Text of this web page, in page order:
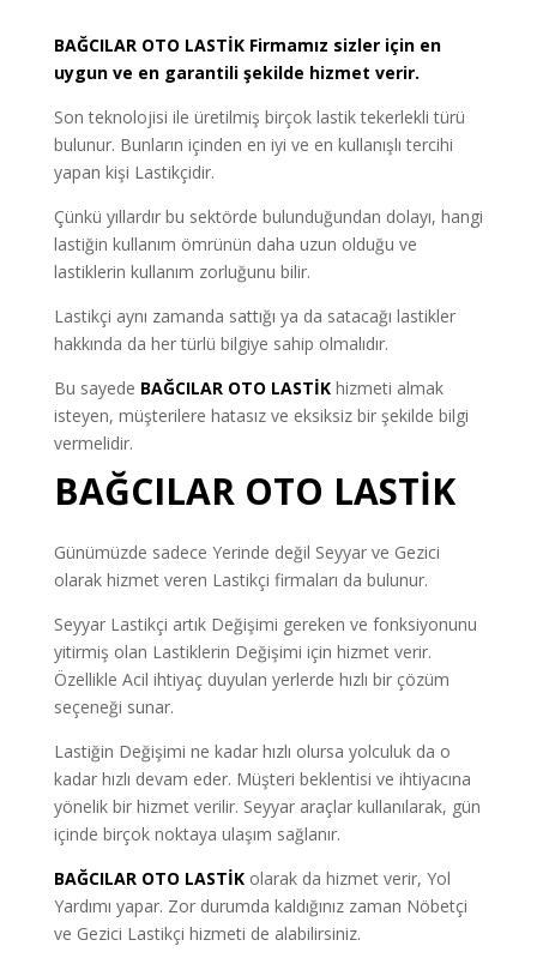
BAĞCILAR OTO LASTİKFirmamız sizler için en
uygun ve en garantili şekilde hizmet verir.
Son teknolojisi ile üretilmiş birçok lastik tekerlekli türü
bulunur. Bunların içinden en iyi ve en kullanışlı tercihi
yapan kişi Lastikçidir.
Çünkü yıllardır bu sektörde bulunduğundan dolayı, hangi
lastiğin kullanım ömrünün daha uzun olduğu ve
lastiklerin kullanım zorluğunu bilir.
Lastikçi aynı zamanda sattığı ya da satacağı lastikler
hakkında da her türlü bilgiye sahip olmalıdır.
Bu sayede BAĞCILAR OTO LASTİK hizmeti almak
isteyen, müşterilere hatasız ve eksiksiz bir şekilde bilgi
vermelidir.
BAĞCILAR OTO LASTİK
Günümüzde sadece Yerinde değil Seyyar ve Gezici
olarak hizmet veren Lastikçi firmaları da bulunur.
Seyyar Lastikçi artık Değişimi gereken ve fonksiyonunu
yitirmiş olan Lastiklerin Değişimi için hizmet verir.
Özellikle Acil ihtiyaç duyulan yerlerde hızlı bir çözüm
seçeneği sunar.
Lastiğin Değişimi ne kadar hızlı olursa yolculuk da o
kadar hızlı devam eder. Müşteri beklentisi ve ihtiyacına
yönelik bir hizmet verilir. Seyyar araçlar kullanılarak, gün
içinde birçok noktaya ulaşım sağlanır.
BAĞCILAR OTO LASTİK olarak da hizmet verir, Yol
Yardımı yapar. Zor durumda kaldığınız zaman Nöbetçi
ve Gezici Lastikçi hizmeti de alabilirsiniz.